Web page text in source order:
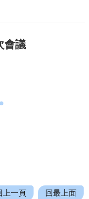
會議
上一頁 回最上面